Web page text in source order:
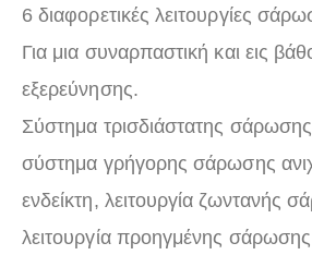
6 διαφορετικές λειτουργίες
Για μια συναρπαστική και εις
εξερεύνησης.
Σύστημα τρισδιάστατης
σύστημα γρήγορης σάρωσης
ενδείκτη, λειτουργία ζωντανής
λειτουργία προηγμένης σάρωσης